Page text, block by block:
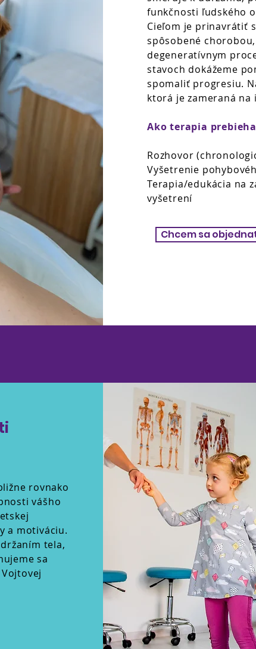
funkčnosti ľudského
Cieľom je prinavrátiť
spôsobené
degeneratívnym
stavoch dokážeme
spomaliť progresiu.
ktorá je zameraná
Ako terapia
Rozhovor
Vyšetrenie
Terapia/edukácia na
vyšetrení
Chcem sa
rovnako
vášho
a motiváciu.
tela,
sa